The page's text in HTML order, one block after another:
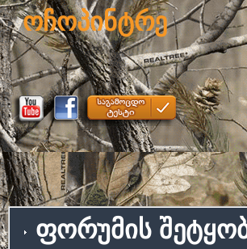
ოჩოპინტრე
ფორუმის